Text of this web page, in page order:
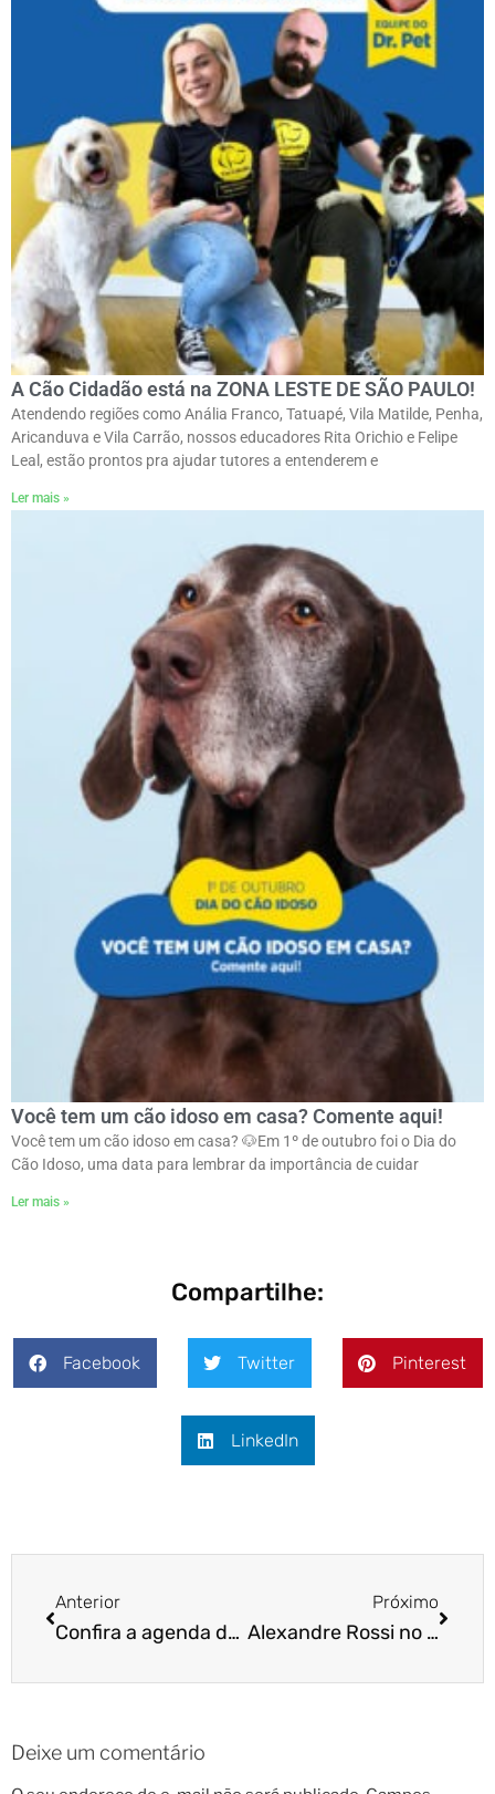
A Cão Cidadão está na ZONA LESTE DE SÃO PAULO!
Atendendo regiões como Anália Franco, Tatuapé, Vila Matilde, Penha,
Aricanduva e Vila Carrão, nossos educadores Rita Orichio e Felipe
Leal, estão prontos pra ajudar tutores a entenderem e
Ler mais »
Você tem um cão idoso em casa? Comente aqui!
Você tem um cão idoso em casa? 🐶ㅤEm 1º de outubro foi o Dia do
Cão Idoso, uma data para lembrar da importância de cuidar
Ler mais »
Compartilhe:
Facebook Twitter Pinterest
LinkedIn
Anterior
Confira a agenda de agosto da Cão Cidadão
Próximo
Alexandre Rossi no JC Debate, da TV Cultura
Deixe um comentário